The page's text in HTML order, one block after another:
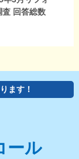
査 回答総数
ます！
ール